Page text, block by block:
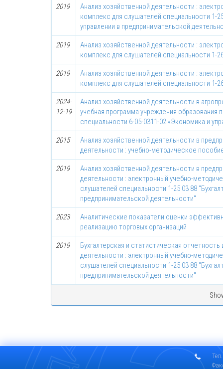
2019
Анализ хозяйственной деятельности :
комплекс для слушателей специальности 1-
управлении в предпринимательской
2019
Анализ хозяйственной деятельности :
комплекс для слушателей специальности 1-
2019
Анализ хозяйственной деятельности :
комплекс для слушателей специальности 1-
2024-
12-19
Анализ хозяйственной деятельности в
учебная программа учреждения образования
специальности 6-05-0311-02 «Экономика и
2015
Анализ хозяйственной деятельности в
деятельности : учебно-методическое
2019
Анализ хозяйственной деятельности в
деятельности : электронный учебно-
слушателей специальности 1-25 03 88
предпринимательской деятельности"
2023
Аналитические показатели оценки
реализацию торговых организаций
2019
Бухгалтерская и статистическая
деятельности : электронный учебно-
слушателей специальности 1-25 03 88
предпринимательской деятельности"